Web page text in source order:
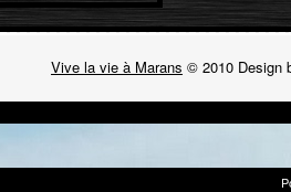
Vive la vie à Marans © 2010 Design